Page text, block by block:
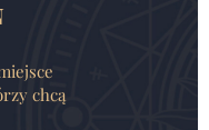
chcą